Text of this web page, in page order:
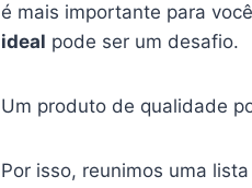
é mais importante para
ideal pode ser um desafio.
Um produto de qualidade
Por isso, reunimos uma